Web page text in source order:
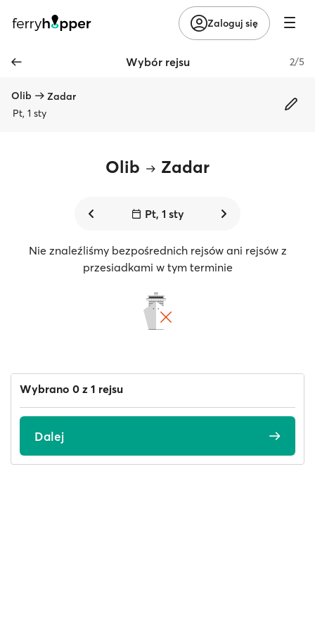
Zaloguj się
Wybór rejsu 2/5
Olib
Zadar
Pt, 1 sty
Olib Zadar
Pt, 1 sty
Nie znaleźliśmy bezpośrednich rejsów ani rejsów z
przesiadkami w tym terminie
Wybrano 0 z 1 rejsu
Dalej